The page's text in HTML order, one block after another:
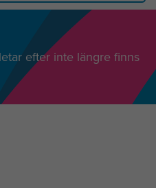
efter inte längre finns